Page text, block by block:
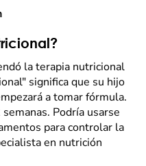
la terapia nutricional
significa que su hijo
a tomar fórmula.
Podría usarse
para controlar la
en nutrición